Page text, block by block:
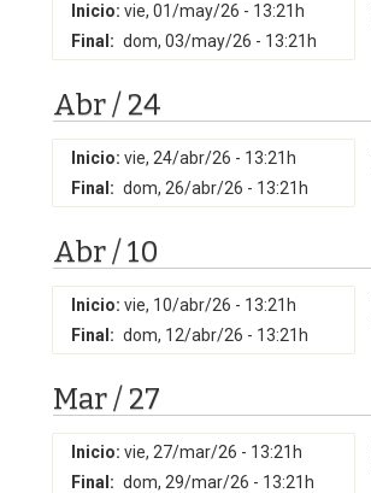
Inicio: vie, 01/may/26 - 13:21h
Final: dom, 03/may/26 - 13:21h
Abr / 24
Inicio: vie, 24/abr/26 - 13:21h
Final: dom, 26/abr/26 - 13:21h
Abr / 10
Inicio: vie, 10/abr/26 - 13:21h
Final: dom, 12/abr/26 - 13:21h
Mar / 27
Inicio: vie, 27/mar/26 - 13:21h
Final: dom, 29/mar/26 - 13:21h